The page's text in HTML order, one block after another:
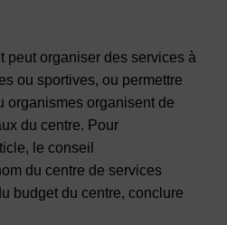
peut organiser des services à
ou sportives, ou permettre
organismes organisent de
du centre. Pour
le conseil
du centre de services
budget du centre, conclure